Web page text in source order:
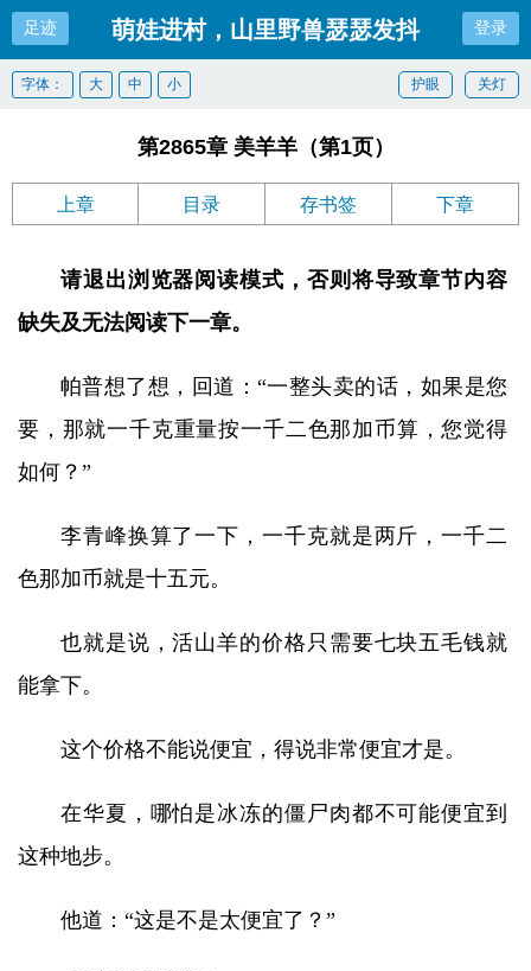
足迹 萌娃进村，山里野兽瑟瑟发抖 登录
关灯
护眼
字体： 大 中 小
第2865章 美羊羊（第1页）
上章 目录 存书签 下章
请退出浏览器阅读模式，否则将导致章节内容
缺失及无法阅读下一章。
帕普想了想，回道：“一整头卖的话，如果是您
要，那就一千克重量按一千二色那加币算，您觉得
如何？”
李青峰换算了一下，一千克就是两斤，一千二
色那加币就是十五元。
也就是说，活山羊的价格只需要七块五毛钱就
能拿下。
这个价格不能说便宜，得说非常便宜才是。
在华夏，哪怕是冰冻的僵尸肉都不可能便宜到
这种地步。
他道：“这是不是太便宜了？”